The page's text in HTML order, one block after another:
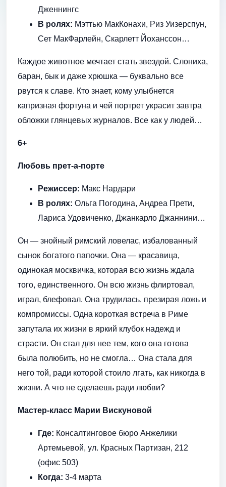
Дженнингс
В ролях: Мэттью МакКонахи, Риз Уизерспун,
Сет МакФарлейн, Скарлетт Йоханссон…
Каждое животное мечтает стать звездой. Слониха,
баран, бык и даже хрюшка — буквально все
рвутся к славе. Кто знает, кому улыбнется
капризная фортуна и чей портрет украсит завтра
обложки глянцевых журналов. Все как у людей…
6+
Любовь прет-а-порте
Режиссер: Макс Нардари
В ролях: Ольга Погодина, Андреа Прети,
Лариса Удовиченко, Джанкарло Джаннини…
Он — знойный римский ловелас, избалованный
сынок богатого папочки. Она — красавица,
одинокая москвичка, которая всю жизнь ждала
того, единственного. Он всю жизнь флиртовал,
играл, блефовал. Она трудилась, презирая ложь и
компромиссы. Одна короткая встреча в Риме
запутала их жизни в яркий клубок надежд и
страсти. Он стал для нее тем, кого она готова
была полюбить, но не смогла… Она стала для
него той, ради которой стоило лгать, как никогда в
жизни. А что не сделаешь ради любви?
Мастер-класс Марии Вискуновой
Где: Консалтинговое бюро Анжелики
Артемьевой, ул. Красных Партизан, 212
(офис 503)
Когда: 3-4 марта